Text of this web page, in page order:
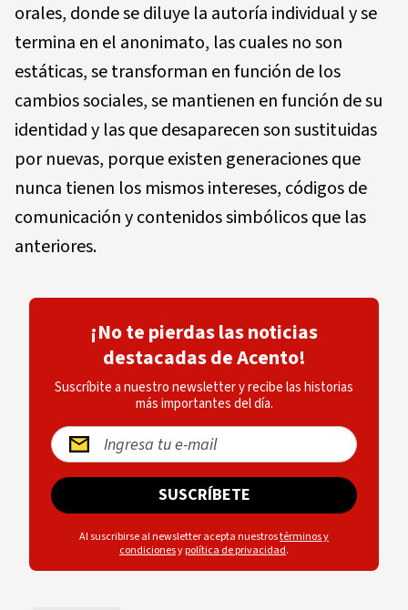
orales, donde se diluye la autoría individual y se
termina en el anonimato, las cuales no son
estáticas, se transforman en función de los
cambios sociales, se mantienen en función de su
identidad y las que desaparecen son sustituidas
por nuevas, porque existen generaciones que
nunca tienen los mismos intereses, códigos de
comunicación y contenidos simbólicos que las
anteriores.
¡No te pierdas las noticias
destacadas de Acento!
Suscríbite a nuestro newsletter y recibe las historias
más importantes del día.
SUSCRÍBETE
Al suscribirse al newsletter acepta nuestrostérminos y
condicionesypolítica de privacidad.